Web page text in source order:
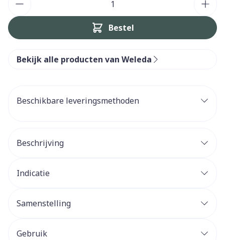
Bestel
Bekijk alle producten van Weleda
Beschikbare leveringsmethoden
Beschrijving
Indicatie
Samenstelling
Gebruik